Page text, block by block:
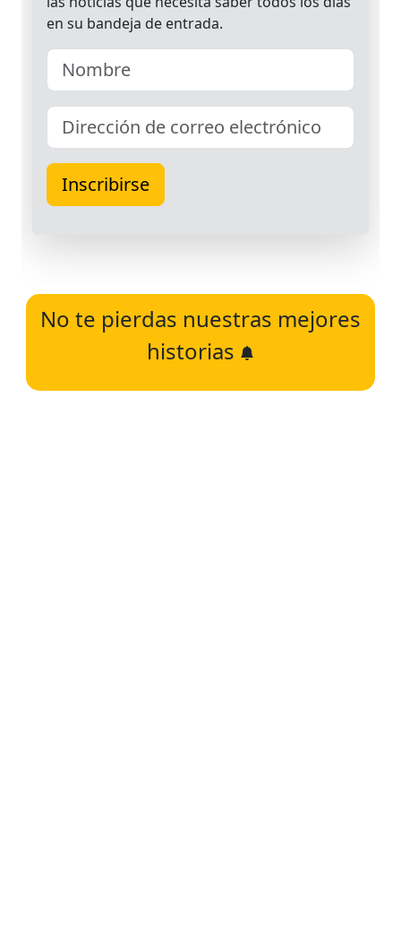
No te pierdas nuestras mejores
historias